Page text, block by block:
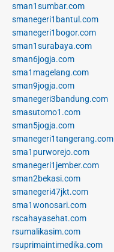
sman1sumbar.com
smanegeri1bantul.com
smanegeri1bogor.com
sman1surabaya.com
sman6jogja.com
sma1magelang.com
sman9jogja.com
smanegeri3bandung.com
smasutomo1.com
sman5jogja.com
smanegeri1tangerang.com
sma1purworejo.com
smanegeri1jember.com
sman2bekasi.com
smanegeri47jkt.com
sma1wonosari.com
rscahayasehat.com
rsumalikasim.com
rsuprimaintimedika.com